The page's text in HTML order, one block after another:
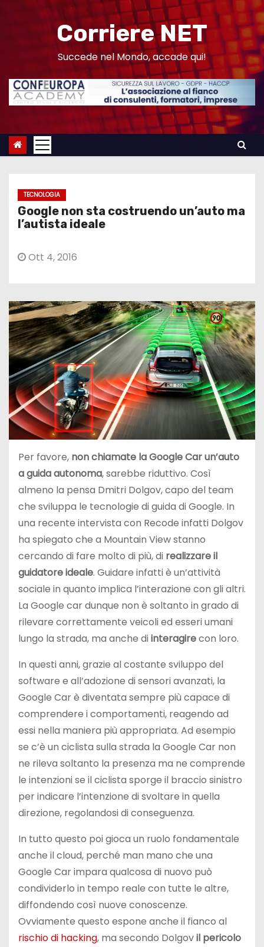
n
Corriere NET
Succede nel Mondo, accade qui!
TECNOLOGIA
Google non sta costruendo un’auto ma
l’autista ideale
Ott 4, 2016
Per favore, non chiamate la Google Car un’auto
a guida autonoma, sarebbe riduttivo. Così
almeno la pensa Dmitri Dolgov, capo del team
che sviluppa le tecnologie di guida di Google. In
una recente intervista con Recode infatti Dolgov
ha spiegato che a Mountain View stanno
cercando di fare molto di più, di realizzare il
guidatore ideale. Guidare infatti è un’attività
sociale in quanto implica l’interazione con gli altri.
La Google car dunque non è soltanto in grado di
rilevare correttamente veicoli ed esseri umani
lungo la strada, ma anche diinteragirecon loro.
In questi anni, grazie al costante sviluppo del
software e all’adozione di sensori avanzati, la
Google Car è diventata sempre più capace di
comprendere i comportamenti, reagendo ad
essi nella maniera più appropriata. Ad esempio
se c’è un ciclista sulla strada la Google Car non
ne rileva soltanto la presenza ma ne comprende
le intenzioni se il ciclista sporge il braccio sinistro
per indicare l’intenzione di svoltare in quella
direzione, regolandosi di conseguenza.
In tutto questo poi gioca un ruolo fondamentale
anche il cloud, perché man mano che una
Google Car impara qualcosa di nuovo può
condividerlo in tempo reale con tutte le altre,
diffondendo così nuove conoscenze.
Ovviamente questo espone anche il fianco al
rischio di hacking, ma secondo Dolgovil pericolo